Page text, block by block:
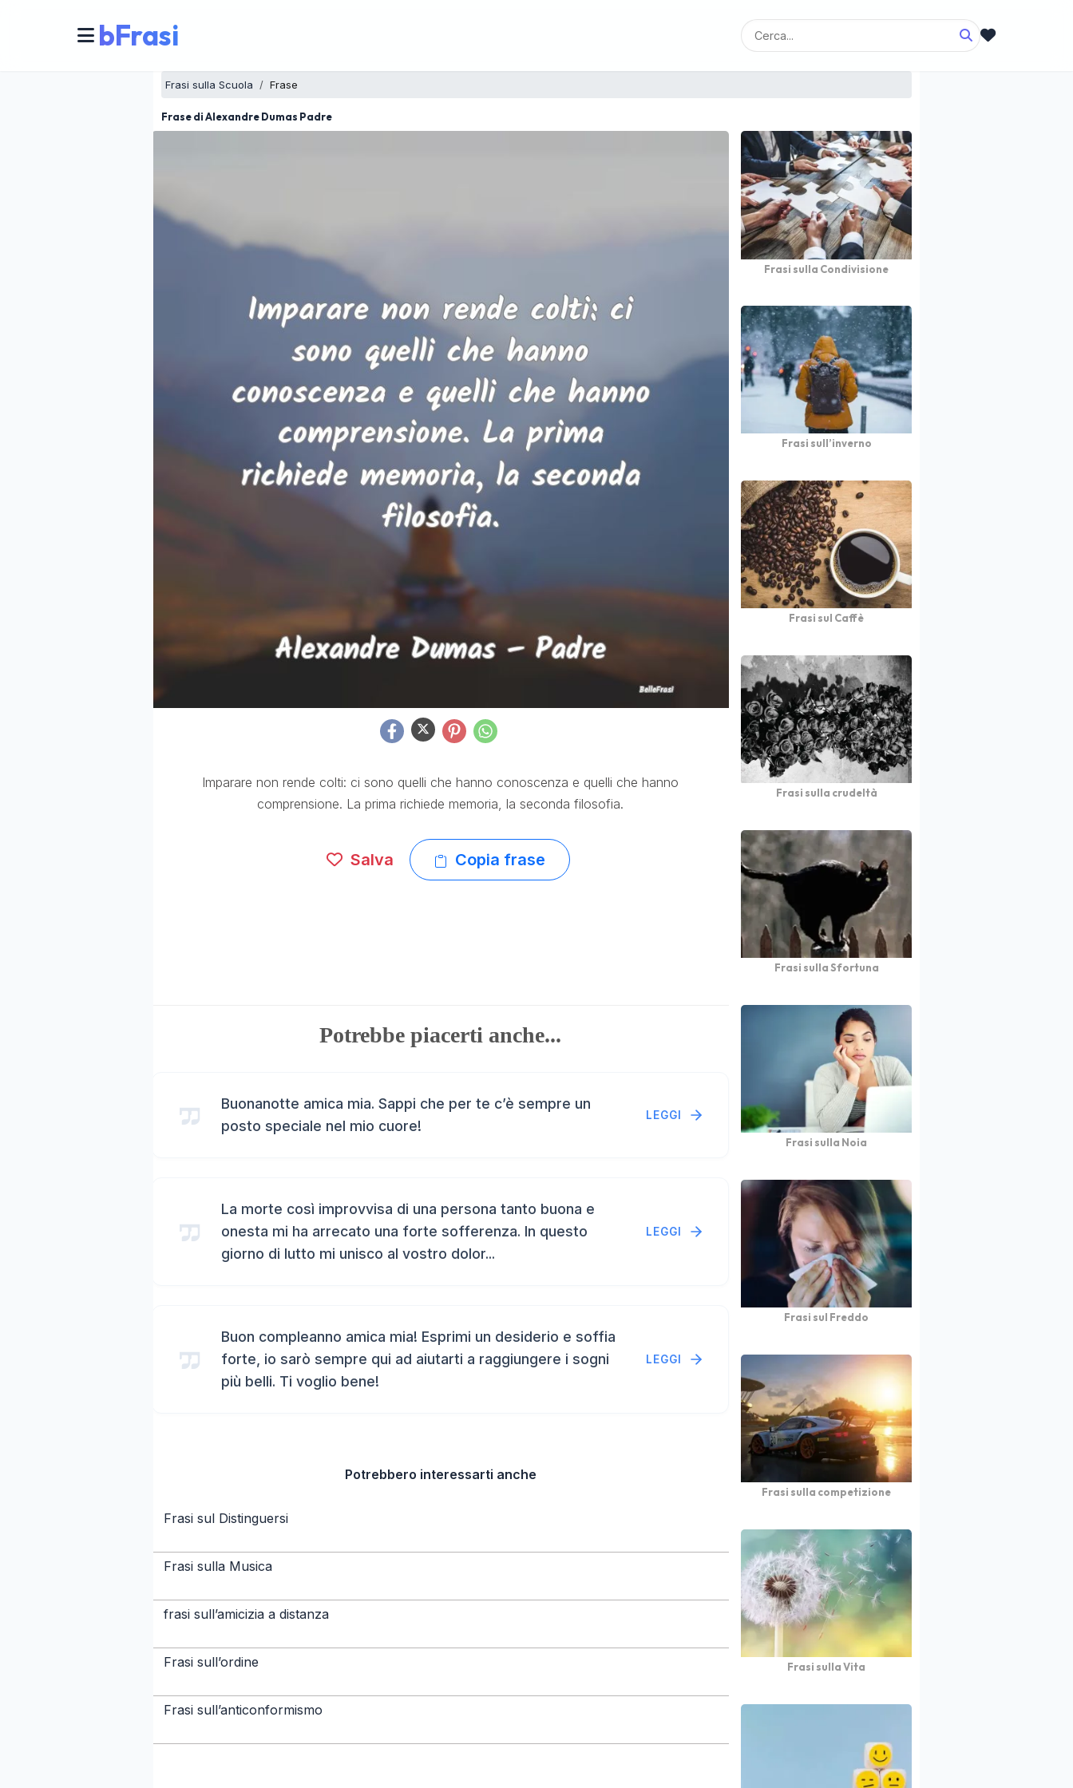
bFrasi
Frasi sulla Scuola Frase
Frase di Alexandre Dumas Padre
Imparare non rende colti: ci sono quelli che hanno conoscenza e quelli che hanno
comprensione. La prima richiede memoria, la seconda filosofia.
Salva Copia frase
Potrebbe piacerti anche...
Buonanotte amica mia. Sappi che per te c’è sempre un
posto speciale nel mio cuore!
LEGGI
La morte così improvvisa di una persona tanto buona e
onesta mi ha arrecato una forte sofferenza. In questo
giorno di lutto mi unisco al vostro dolor...
LEGGI
Buon compleanno amica mia! Esprimi un desiderio e soffia
forte, io sarò sempre qui ad aiutarti a raggiungere i sogni
più belli. Ti voglio bene!
LEGGI
Potrebbero interessarti anche
Frasi sul Distinguersi
Frasi sulla Musica
frasi sull’amicizia a distanza
Frasi sull’ordine
Frasi sull’anticonformismo
Frasi sulla Condivisione
Frasi sull’inverno
Frasi sul Caffè
Frasi sulla crudeltà
Frasi sulla Sfortuna
Frasi sulla Noia
Frasi sul Freddo
Frasi sulla competizione
Frasi sulla Vita